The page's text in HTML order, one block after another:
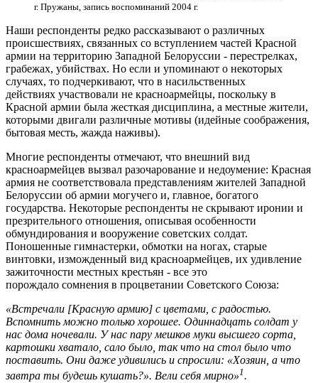
г. Пружаны, запись воспоминаний 2004 г.
Наши респонденты редко рассказывают о различных
происшествиях, связанных со вступлением частей Красной
армии на территорию Западной Белоруссии - перестрелках,
грабежах, убийствах. Но если и упоминают о некоторых
случаях, то подчеркивают, что в насильственных
действиях участвовали не красноармейцы, поскольку в
Красной армии была жесткая дисциплина, а местные жители,
которыми двигали различные мотивы (идейные соображения,
бытовая месть, жажда наживы).
Многие респонденты отмечают, что внешний вид
красноармейцев вызвал разочарование и недоумение: Красная
армия не соответствовала представлениям жителей Западной
Белоруссии об армии могучего и, главное, богатого
государства. Некоторые респонденты не скрывают иронии и
презрительного отношения, описывая особенности
обмундирования и вооружение советских солдат.
Поношенные гимнастерки, обмотки на ногах, старые
винтовки, изможденный вид красноармейцев, их удивление
зажиточности местных крестьян - все это
порождало сомнения в процветании Советского Союза:
«Встречали [Красную армию] с цветами, с радостью.
Вспомнить можно только хорошее. Одиннадцать солдат у
нас дома ночевали. У нас пару мешков муки высшего сорта,
картошки хватало, сало было, так что на стол было что
поставить. Они даже удивились и спросили: «Хозяин, а что
завтра ты будешь кушать?». Вели себя мирно»1.